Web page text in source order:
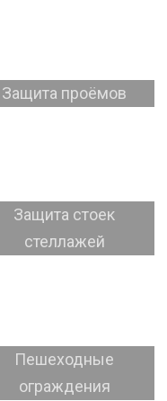
Защита проёмов
Защита стоек
стеллажей
Пешеходные
ограждения